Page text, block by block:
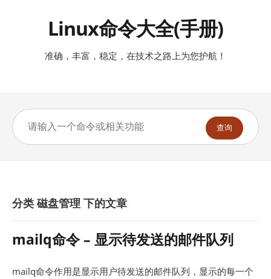
Linux命令大全(手册)
准确，丰富，稳定，在技术之路上为您护航！
查询
分类 磁盘管理 下的文章
mailq命令 – 显示待发送的邮件队列
mailq命令作用是显示用户待发送的邮件队列，显示的每一个